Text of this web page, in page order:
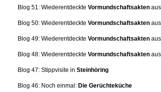
Blog 51: Wiederentdeckte Vormundschaftsakten
Blog 50: Wiederentdeckte Vormundschaftsakten
Blog 49: Wiederentdeckte Vormundschaftsakten
Blog 48: Wiederentdeckte Vormundschaftsakten
Blog 47: Stippvisite in Steinhöring
Blog 46: Noch einmal: Die Gerüchteküche